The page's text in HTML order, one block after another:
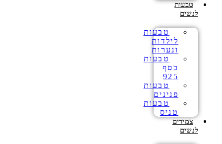
טבעות
לנשים
טבעות
לילדות
ונערות
טבעות
כסף
925
טבעות
פנינים
טבעות
טניס
צמידים
לנשים